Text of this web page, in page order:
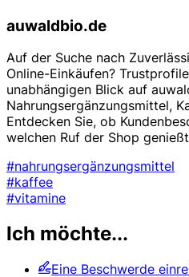
auwaldbio.de
Auf der Suche nach
Online-Einkäufen?
unabhängigen Blick auf
Nahrungsergänzungsmittel,
Entdecken Sie, ob
welchen Ruf der Shop
#nahrungsergänzungsmittel
#kaffee
#vitamine
Ich möchte...
Eine Beschwerde